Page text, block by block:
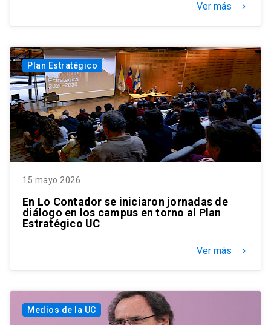
Ver más keyboard_arrow_right
Plan Estratégico
15 mayo 2026
En Lo Contador se iniciaron jornadas de
diálogo en los campus en torno al Plan
Estratégico UC
Ver más keyboard_arrow_right
Medios de la UC